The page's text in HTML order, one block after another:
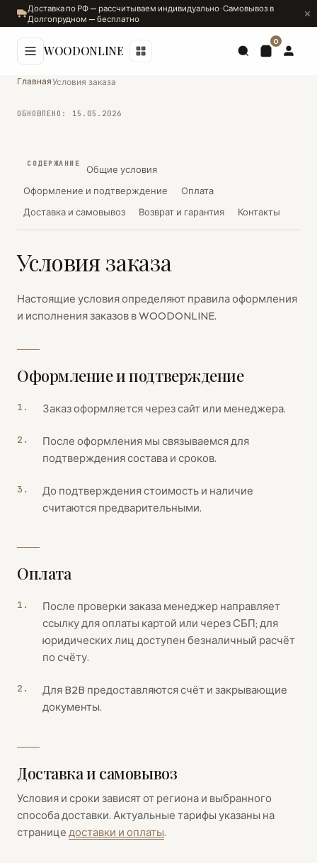
Доставка по РФ — рассчитываем индивидуально · Самовывоз в
Долгопрудном — бесплатно
WOODONLINE
0
Главная·Условия заказа
ОБНОВЛЕНО: 15.05.2026
СОДЕРЖАНИЕ
Общие условия
Оформление и подтверждение
Оплата
Доставка и самовывоз
Возврат и гарантия Контакты
Условия заказа
Настоящие условия определяют правила оформления
и исполнения заказов в WOODONLINE.
Оформление и подтверждение
Заказ оформляется через сайт или менеджера.
После оформления мы связываемся для
подтверждения состава и сроков.
До подтверждения стоимость и наличие
считаются предварительными.
Оплата
После проверки заказа менеджер направляет
ссылку для оплаты картой или через СБП; для
юридических лиц доступен безналичный расчёт
по счёту.
Для B2B предоставляются счёт и закрывающие
документы.
Доставка и самовывоз
Условия и сроки зависят от региона и выбранного
способа доставки. Актуальные тарифы указаны на
странице доставки и оплаты.